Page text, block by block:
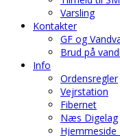
Varsling
Kontakter
GF og
Brud på
Info
Ordensregler
Vejrstation
Fibernet
Næs Digelag
Hjemmeside